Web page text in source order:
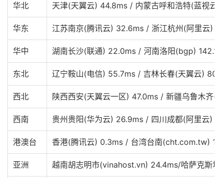
华北 天津(天翼云) 44.8ms / 内蒙古呼和浩特(蓝视云
华东 江苏南京(腾讯云) 32.6ms / 浙江杭州(阿里云)
华中 湖南长沙(联通) 22.0ms / 河南洛阳(bgp)
东北 辽宁鞍山(电信) 55.7ms / 吉林长春(天翼云)
西北 陕西西安(天翼云一区) 47.0ms / 新疆乌鲁木齐(
西南 贵州贵阳(华为云) 26.9ms / 四川成都(阿里云)
港澳台 香港(腾讯云) 0.3ms / 台湾台南(cht.com.tw)
亚洲 越南胡志明市(vinahost.vn) 24.4ms/哈萨克斯